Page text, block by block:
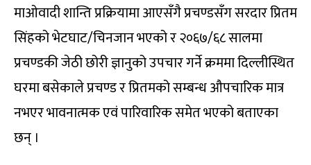
माओवादी शान्ति प्रक्रियामा आएसँगै प्रचण्डसँग सरदार प्रितम
सिंहको भेटघाट/चिनजान भएको र २०६७/६८ सालमा
प्रचण्डकी जेठी छोरी ज्ञानुको उपचार गर्ने क्रममा दिल्लीस्थित
घरमा बसेकाले प्रचण्ड र प्रितमको सम्बन्ध औपचारिक मात्र
नभएर भावनात्मक एवं पारिवारिक समेत भएको बताएका
छन् ।